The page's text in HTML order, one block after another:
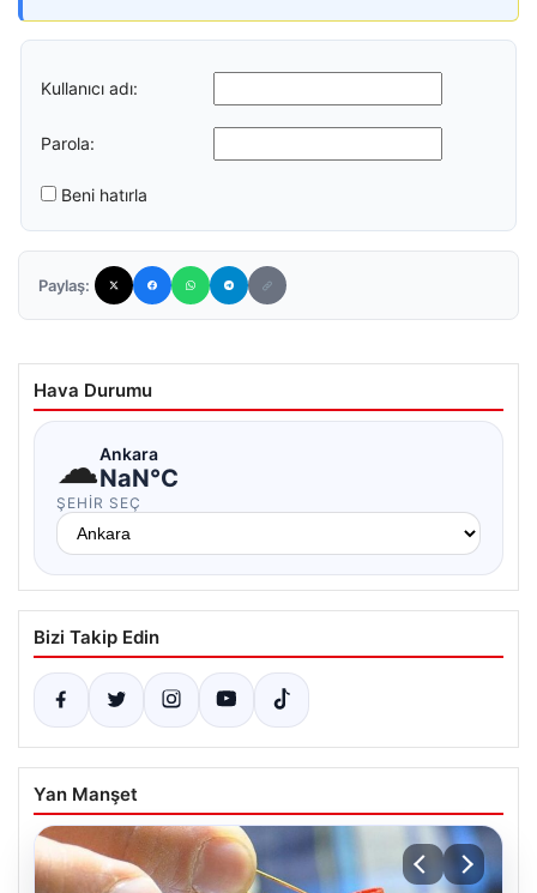
Kullanıcı adı:
Parola:
Beni hatırla
Paylaş:
Hava Durumu
☁Ankara
NaN°C
ŞEHIR SEÇ
Bizi Takip Edin
Yan Manşet